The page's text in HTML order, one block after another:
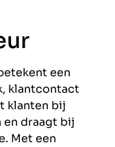
een
klantcontact
klanten bij
en draagt bij
Met een